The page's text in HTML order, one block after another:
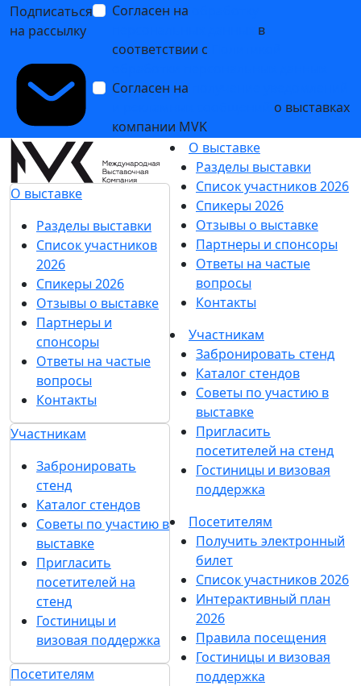
Подписаться
на рассылку
Согласен на
в
соответствии с
Согласен на
о выставках
компании MVK
О выставке
Разделы выставки
Список участников
2026
Спикеры 2026
Отзывы о выставке
Партнеры и
спонсоры
Ответы на частые
вопросы
Контакты
Участникам
Забронировать
стенд
Каталог стендов
Советы по участию в
выставке
Пригласить
посетителей на
стенд
Гостиницы и
визовая поддержка
Посетителям
О выставке
Разделы выставки
Список участников 2026
Спикеры 2026
Отзывы о выставке
Партнеры и спонсоры
Ответы на частые
вопросы
Контакты
Участникам
Забронировать стенд
Каталог стендов
Советы по участию в
выставке
Пригласить
посетителей на стенд
Гостиницы и визовая
поддержка
Посетителям
Получить электронный
билет
Список участников 2026
Интерактивный план
2026
Правила посещения
Гостиницы и визовая
поддержка